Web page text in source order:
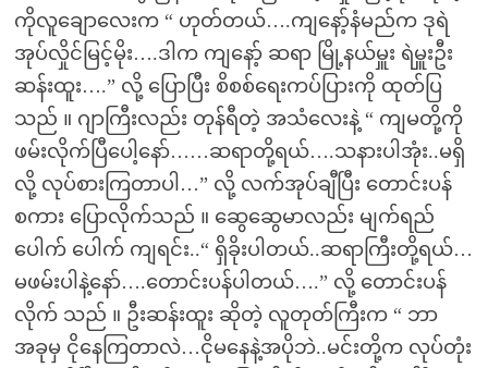
ကိုလူချောလေးက “ ဟုတ်တယ်….ကျနော့်နံမည်က ဒုရဲ
အုပ်လှိုင်မြင့်မိုး….ဒါက ကျနော့် ဆရာ မြို့နယ်မှူး ရဲမှူးဦး
ဆန်းထူး….” လို့ ပြောပြီး စိစစ်ရေးကပ်ပြားကို ထုတ်ပြ
သည် ။ ဂျာကြီးလည်း တုန်ရီတဲ့ အသံလေးနဲ့ “ ကျမတို့ကို
ဖမ်းလိုက်ပြီပေါ့နော်……ဆရာတို့ရယ်….သနားပါအုံး..မရှိ
လို့ လုပ်စားကြတာပါ…” လို့ လက်အုပ်ချီပြီး တောင်းပန်
စကား ပြောလိုက်သည် ။ ဆွေဆွေမာလည်း မျက်ရည်
ပေါက် ပေါက် ကျရင်း..“ ရှိခိုးပါတယ်..ဆရာကြီးတို့ရယ်…
မဖမ်းပါနဲ့နော်….တောင်းပန်ပါတယ်….” လို့ တောင်းပန်
လိုက် သည် ။ ဦးဆန်းထူး ဆိုတဲ့ လူတုတ်ကြီးက “ ဘာ
အခုမှ ငိုနေကြတာလဲ…ငိုမနေနဲ့အပိုဘဲ..မင်းတို့က လုပ်တုံး